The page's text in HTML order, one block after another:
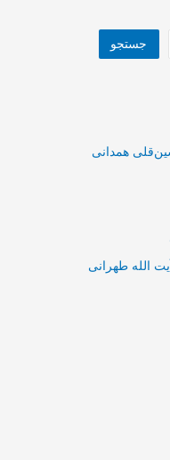
جستجو
همدانی
الله طهرانی